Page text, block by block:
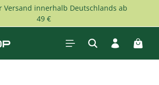
Versand innerhalb Deutschlands ab
49 €